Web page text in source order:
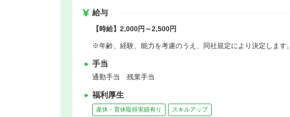
給与
【時給】2,000円～2,500円
※年齢、経験、能力を考慮のうえ、同社規定により決定します。
手当
通勤手当 残業手当
福利厚生
産休・育休取得実績有り スキルアップ